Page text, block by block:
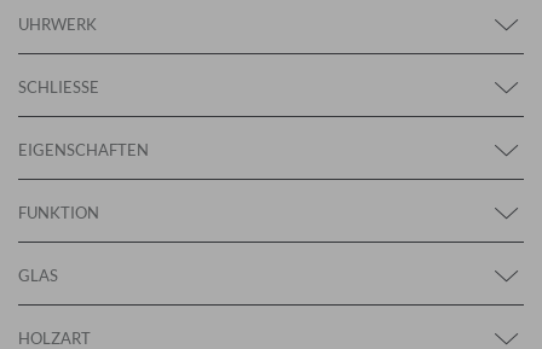
UHRWERK
SCHLIESSE
EIGENSCHAFTEN
FUNKTION
GLAS
HOLZART